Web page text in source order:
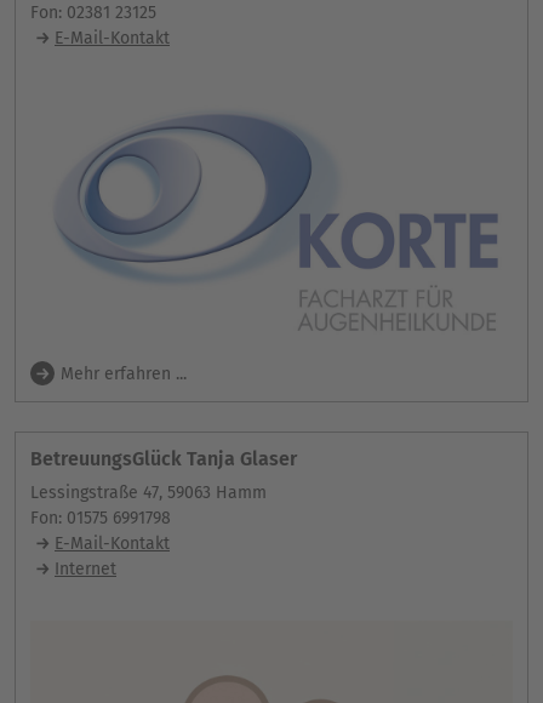
Fon: 02381 23125
E-Mail-Kontakt
Mehr erfahren ...
BetreuungsGlück Tanja Glaser
Lessingstraße 47, 59063 Hamm
Fon: 01575 6991798
E-Mail-Kontakt
Internet